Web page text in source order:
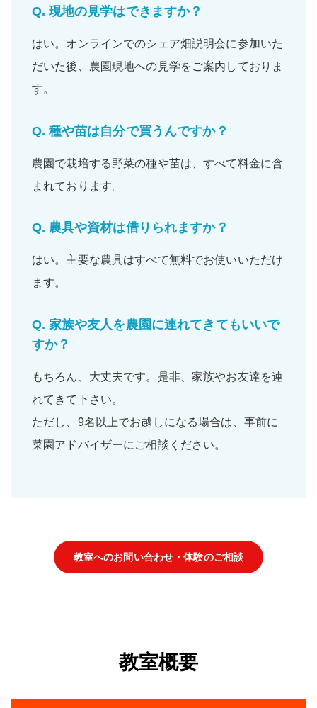
Q. 現地の見学はできますか？
はい。 オンラインでのシェア畑説明会に参加いた
だいた後、農園現地への 見学をご案内 しておりま
す。
Q. 種や苗は自分で買うんですか？
農園で栽培する野菜の種や苗は、すべて料金に含
まれております。
Q. 農具や資材は借りられますか？
はい。主要な農具はすべて無料でお使いいただけ
ます。
Q. 家族や友人を農園に連れてきてもいいで
すか？
もちろん、大丈夫です。是非、 家族やお友達を連
れてきて下さい。
ただし、9名以上でお越しになる場合は、事前に
菜園アドバイザーにご相談ください。
教室へのお問い合わせ・体験のご相談
教室概要